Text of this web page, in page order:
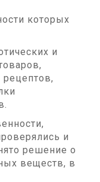
которых
и
и
решение о
веществ, в